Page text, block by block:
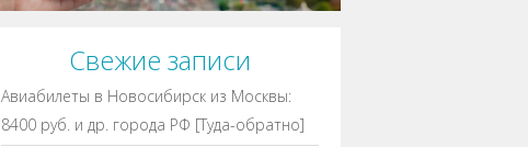
Свежие записи
Авиабилеты в Новосибирск из Москвы:
8400 руб. и др. города РФ [Туда-обратно]